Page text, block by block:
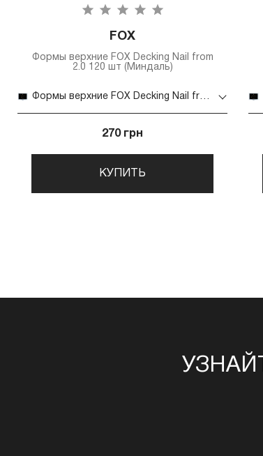
FOX
Формы верхние FOX Decking Nail from
2.0 120 шт (Миндаль)
Формы верхние FOX Decking Nail from 2.0 120 шт (Миндаль)
270 грн
КУПИТЬ